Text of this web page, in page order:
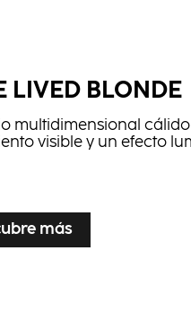
LIVED BLONDE
multidimensional
visible y un efecto
más